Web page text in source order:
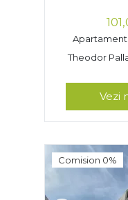
Theodor
Vezi
Comision 0%